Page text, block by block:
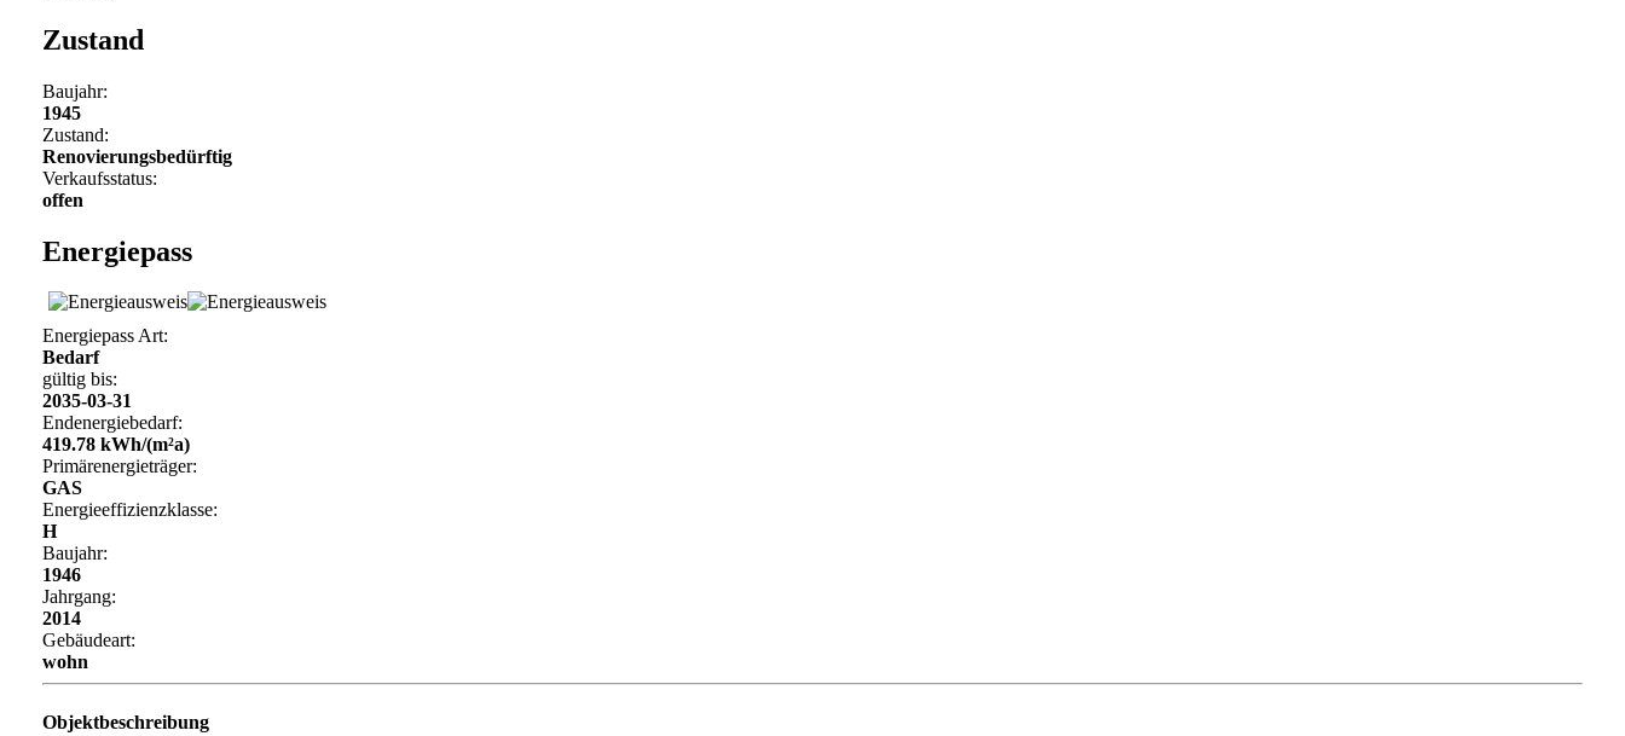
Zustand
Baujahr:
1945
Zustand:
Renovierungsbedürftig
Verkaufsstatus:
offen
Energiepass
Energiepass Art:
Bedarf
gültig bis:
2035-03-31
Endenergiebedarf:
419.78 kWh/(m²a)
Primärenergieträger:
GAS
Energieeffizienzklasse:
H
Baujahr:
1946
Jahrgang:
2014
Gebäudeart:
wohn
Objektbeschreibung